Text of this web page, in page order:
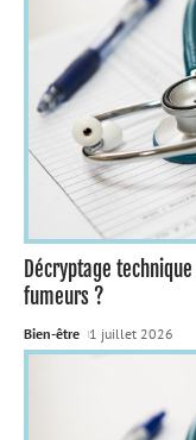
Décryptage
fumeurs ?
Bien-être 1 juillet 2026